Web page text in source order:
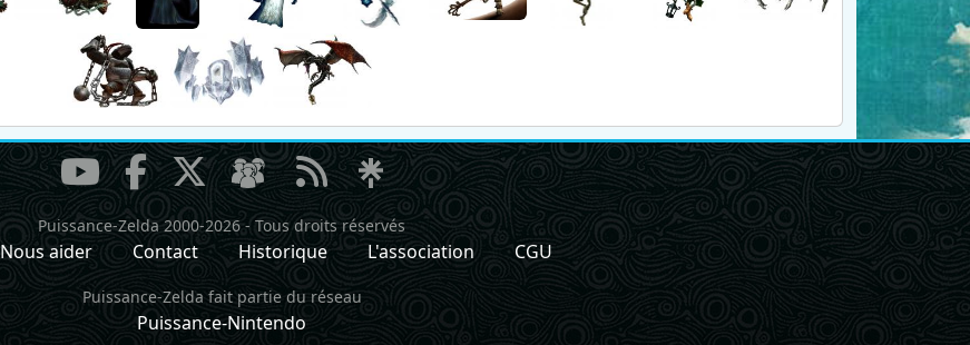
Puissance-Zelda 2000-2026-Tous droits réservés
Nous aider Contact Historique L'association CGU
Puissance-Zelda fait partie du réseau
Puissance-Nintendo